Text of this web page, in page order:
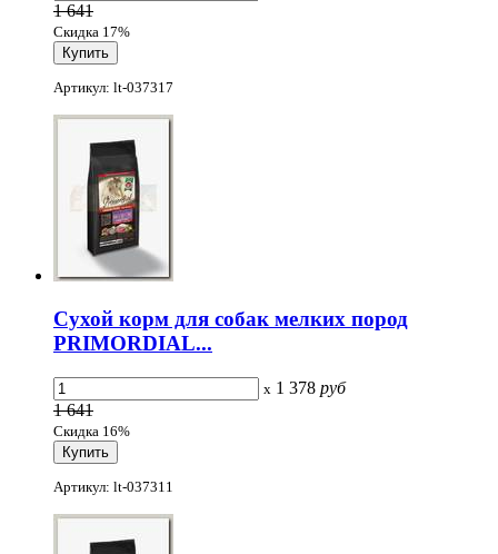
1 641
Скидка 17%
Артикул: lt-037317
Сухой корм для собак мелких пород
PRIMORDIAL...
x 1 378 руб
1 641
Скидка 16%
Артикул: lt-037311